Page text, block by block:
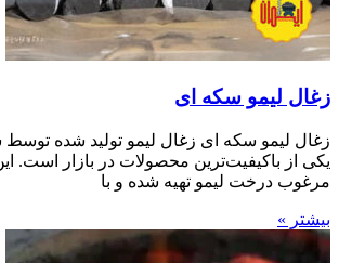
زغال لیمو سکه ای
زغال لیمو سکه ای زغال لیمو تولید شده
یکی از باکیفیت‌ترین محصولات در بازار است.
مرغوب درخت لیمو تهیه شده و با
بیشتر »